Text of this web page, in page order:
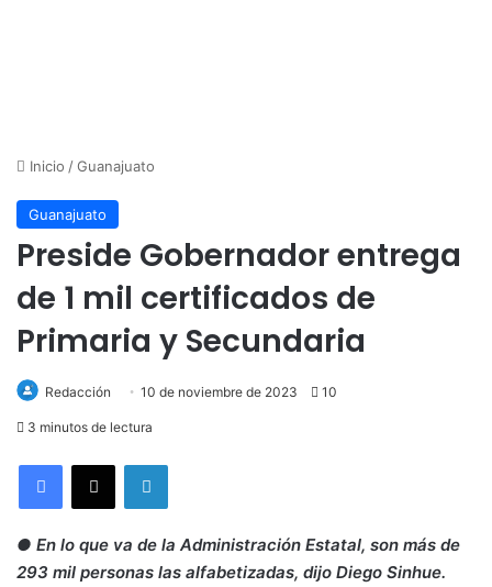
Inicio /Guanajuato
Guanajuato
Preside Gobernador entrega
de 1 mil certificados de
Primaria y Secundaria
Redacción 10 de noviembre de 2023 10
3 minutos de lectura
LinkedIn
● En lo que va de la Administración Estatal, son más de
293 mil personas las alfabetizadas, dijo Diego Sinhue.